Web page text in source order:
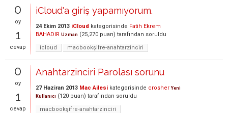
0
oy
1
cevap
iCloud'a giriş yapamıyorum.
24 Ekim 2013 iCloud kategorisinde Fatih Ekrem
BAHADIR Uzman (25,270 puan) tarafından soruldu
icloud
macbookşifre-anahtarzinciri
0
oy
1
cevap
Anahtarzinciri Parolası sorunu
27 Haziran 2013 Mac Ailesi kategorisinde crosher Yeni
Kullanıcı (120 puan) tarafından soruldu
macbookşifre-anahtarzinciri